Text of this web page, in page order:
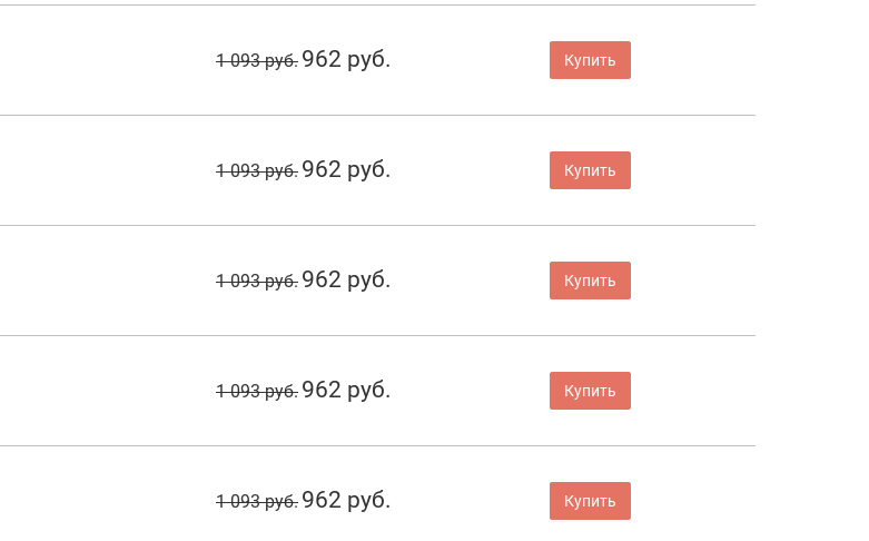
1 093 руб. 962 руб. Купить
1 093 руб. 962 руб. Купить
1 093 руб. 962 руб. Купить
1 093 руб. 962 руб. Купить
1 093 руб. 962 руб. Купить